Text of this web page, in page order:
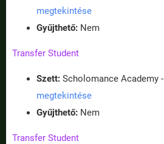
megtekintése
Gyűjthető: Nem
Transfer Student
Szett: Scholomance Academy -
megtekintése
Gyűjthető: Nem
Transfer Student